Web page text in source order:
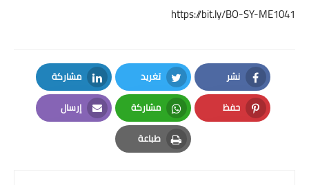
https://bit.ly/BO-SY-ME1041
نشر
Facebook
تغريد
Twitter
مشاركة
LinkedIn
حفظ
Pinterest
مشاركة
Whatsapp
إرسال
Email
طباعة
Print